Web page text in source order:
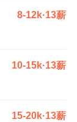
8-12k·13薪
10-15k·13薪
15-20k·13薪